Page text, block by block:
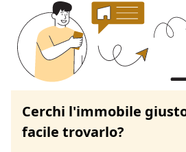
Cerchi l'immobile
facile trovarlo?